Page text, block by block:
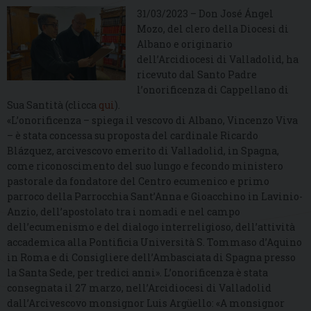
31/03/2023 – Don José Ángel
Mozo, del clero della Diocesi di
Albano e originario
dell’Arcidiocesi di Valladolid, ha
ricevuto dal Santo Padre
l’onorificenza di Cappellano di
Sua Santità (clicca qui).
«L’onorificenza – spiega il vescovo di Albano, Vincenzo Viva
– è stata concessa su proposta del cardinale Ricardo
Blázquez, arcivescovo emerito di Valladolid, in Spagna,
come riconoscimento del suo lungo e fecondo ministero
pastorale da fondatore del Centro ecumenico e primo
parroco della Parrocchia Sant’Anna e Gioacchino in Lavinio-
Anzio, dell’apostolato tra i nomadi e nel campo
dell’ecumenismo e del dialogo interreligioso, dell’attività
accademica alla Pontificia Università S. Tommaso d’Aquino
in Roma e di Consigliere dell’Ambasciata di Spagna presso
la Santa Sede, per tredici anni». L’onorificenza è stata
consegnata il 27 marzo, nell’Arcidiocesi di Valladolid
dall’Arcivescovo monsignor Luis Argüello: «A monsignor